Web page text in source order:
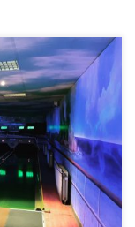
die Sterne der
von unserer
Mitglied und
der SKG
Erinnerung
[…]